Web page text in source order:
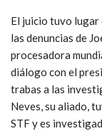
El juicio tuvo lugar
las denuncias de
procesadora
diálogo con el
trabas a las
Neves, su aliado,
STF y es